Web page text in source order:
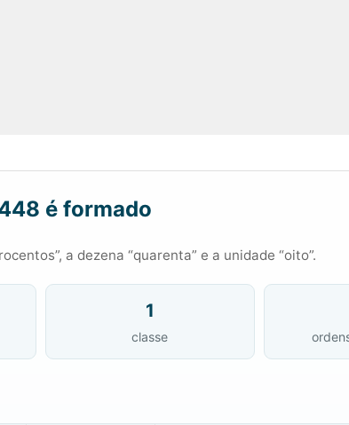
é formado
a dezena “quarenta” e a unidade “oito”.
1
classe